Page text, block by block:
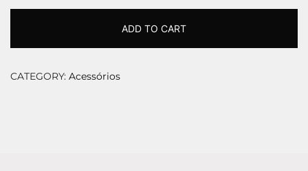
ADD TO CART
CATEGORY: Acessórios